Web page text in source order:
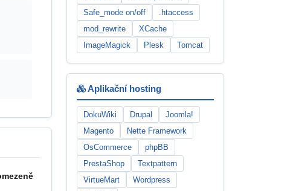
Safe_mode on/off
.htaccess
mod_rewrite
XCache
ImageMagick
Plesk Tomcat
Aplikační hosting
DokuWiki Drupal
Joomla!
Magento
Nette Framework
OsCommerce
phpBB
PrestaShop
Textpattern
VirtueMart
Wordpress